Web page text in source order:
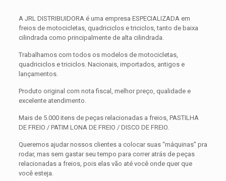
A JRL DISTRIBUIDORA é uma empresa ESPECIALIZADA em
freios de motocicletas, quadriciclos e triciclos, tanto de baixa
cilindrada como principalmente de alta cilindrada.
Trabalhamos com todos os modelos de motocicletas,
quadriciclos e triciclos. Nacionais, importados, antigos e
lançamentos.
Produto original com nota fiscal, melhor preço, qualidade e
excelente atendimento.
Mais de 5.000 itens de peças relacionadas a freios, PASTILHA
DE FREIO / PATIM LONA DE FREIO / DISCO DE FREIO.
Queremos ajudar nossos clientes a colocar suas “máquinas” pra
rodar, mas sem gastar seu tempo para correr atrás de peças
relacionadas a freios, pois elas vão até você onde quer que
você esteja.